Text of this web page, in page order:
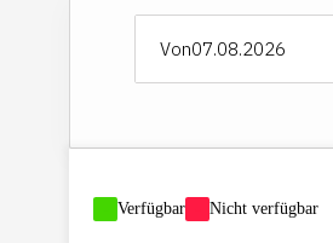
Von
Verfügbar Nicht verfügbar